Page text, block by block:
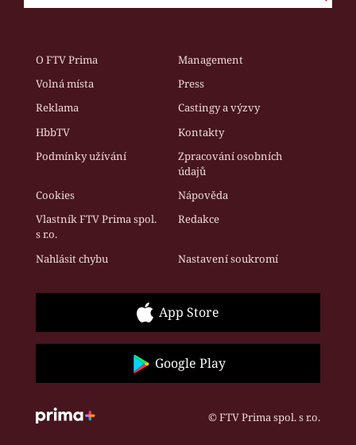
O FTV Prima
Management
Volná místa
Press
Reklama
Castingy a výzvy
HbbTV
Kontakty
Podmínky užívání
Zpracování osobních
údajů
Cookies
Nápověda
Vlastník FTV Prima spol.
s r.o.
Redakce
Nahlásit chybu Nastavení soukromí
App Store
Google Play
© FTV Prima spol. s r.o.